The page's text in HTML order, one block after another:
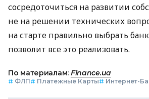
сосредоточиться на развитии
не на решении технических
на старте правильно выбрать
позволит все это реализовать.
По материалам: Finance.ua
# ФЛП# Платежные Карты# Интернет-